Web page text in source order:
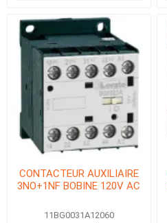
CONTACTEUR AUXILIAIRE
3NO+1NF BOBINE 120V AC
11BG0031A12060